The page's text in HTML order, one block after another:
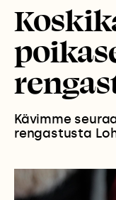
Kävimme
rengastusta